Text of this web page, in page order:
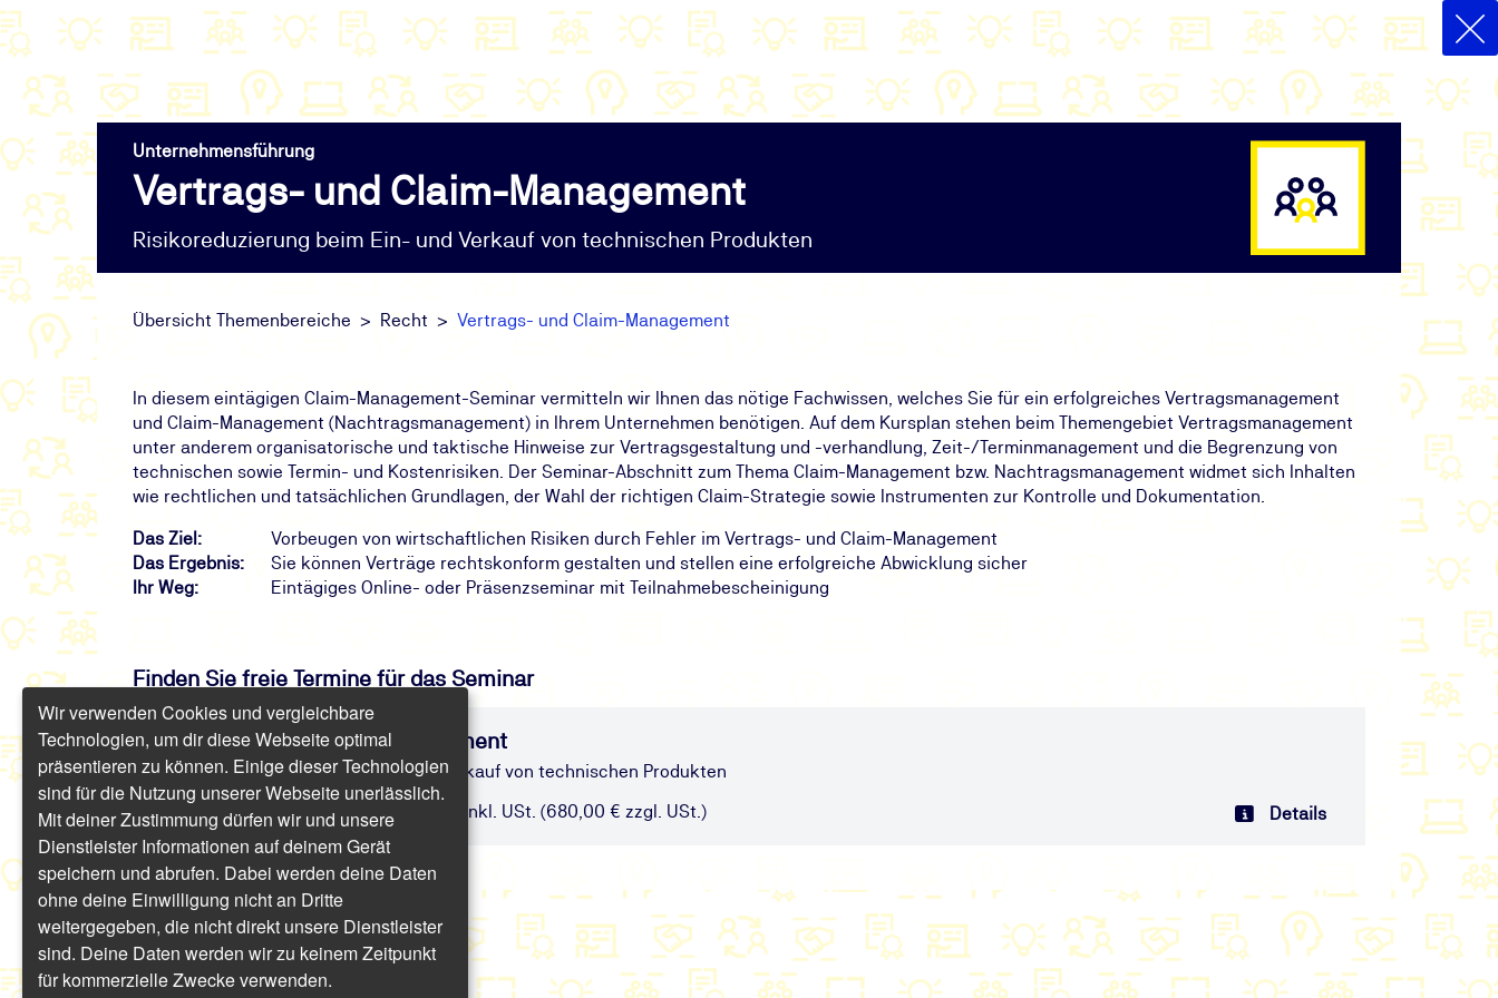
Unternehmensführung
Vertrags- und Claim-Management
Risikoreduzierung beim Ein- und Verkauf von technischen Produkten
Übersicht Themenbereiche Recht Vertrags- und Claim-Management
In diesem eintägigen Claim-Management-Seminar vermitteln wir Ihnen das nötige Fachwissen, welches Sie für ein erfolgreiches Vertragsmanagement
und Claim-Management (Nachtragsmanagement) in Ihrem Unternehmen benötigen. Auf dem Kursplan stehen beim Themengebiet Vertragsmanagement
unter anderem organisatorische und taktische Hinweise zur Vertragsgestaltung und -verhandlung, Zeit-/Terminmanagement und die Begrenzung von
technischen sowie Termin- und Kostenrisiken. Der Seminar-Abschnitt zum Thema Claim-Management bzw. Nachtragsmanagement widmet sich Inhalten
wie rechtlichen und tatsächlichen Grundlagen, der Wahl der richtigen Claim-Strategie sowie Instrumenten zur Kontrolle und Dokumentation.
Das Ziel:
Vorbeugen von wirtschaftlichen Risiken durch Fehler im Vertrags- und Claim-Management
Das Ergebnis:
Sie können Verträge rechtskonform gestalten und stellen eine erfolgreiche Abwicklung sicher
Ihr Weg:
Eintägiges Online- oder Präsenzseminar mit Teilnahmebescheinigung
Finden Sie freie Termine für das Seminar
Vertrags- und Claim-Management
Risikoreduzierung beim Ein- und Verkauf von technischen Produkten
Präsenz/Online | 1 Tag | ab 809,20 € inkl. USt. (680,00 € zzgl. USt.) Details
Wir verwenden Cookies und vergleichbare
Technologien, um dir diese Webseite optimal
präsentieren zu können. Einige dieser Technologien
sind für die Nutzung unserer Webseite unerlässlich.
Mit deiner Zustimmung dürfen wir und unsere
Dienstleister Informationen auf deinem Gerät
speichern und abrufen. Dabei werden deine Daten
ohne deine Einwilligung nicht an Dritte
weitergegeben, die nicht direkt unsere Dienstleister
sind. Deine Daten werden wir zu keinem Zeitpunkt
für kommerzielle Zwecke verwenden.